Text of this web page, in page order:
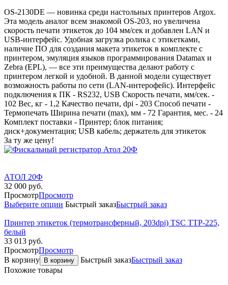
OS-2130DE — новинка среди настольных принтеров Argox.
Эта модель аналог всем знакомой OS-203, но увеличена
скорость печати этикеток до 104 мм/сек и добавлен LAN и
USB-интерфейс. Удобная загрузка ролика с этикетками,
наличие ПО для создания макета этикеток в комплекте с
принтером, эмуляция языков программирования Datamax и
Zebra (EPL), — все эти преимущества делают работу с
принтером легкой и удобной. В данной модели существует
возможность работы по сети (LAN-интерофейс). Интерфейс
подключения к ПК - RS232, USB Скорость печати, мм/сек. -
102 Вес, кг - 1,2 Качество печати, dpi - 203 Способ печати -
Термопечать Ширина печати (max), мм - 72 Гарантия, мес. - 24
Комплект поставки - Принтер; блок питания;
диск+документация; USB кабель; держатель для этикеток
За ту же цену!
АТОЛ 20Ф
32 000 руб.
ПросмотрПросмотр
Выберите опции Быстрый заказБыстрый заказ
Принтер этикеток (термотрансферный, 203dpi) TSC TTP-225,
белый
33 013 руб.
ПросмотрПросмотр
В корзину
В корзину Быстрый заказБыстрый заказ
Похожие товары